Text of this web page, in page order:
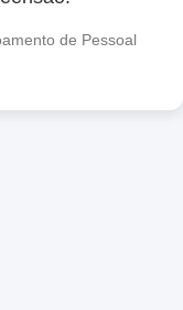
de Pessoal